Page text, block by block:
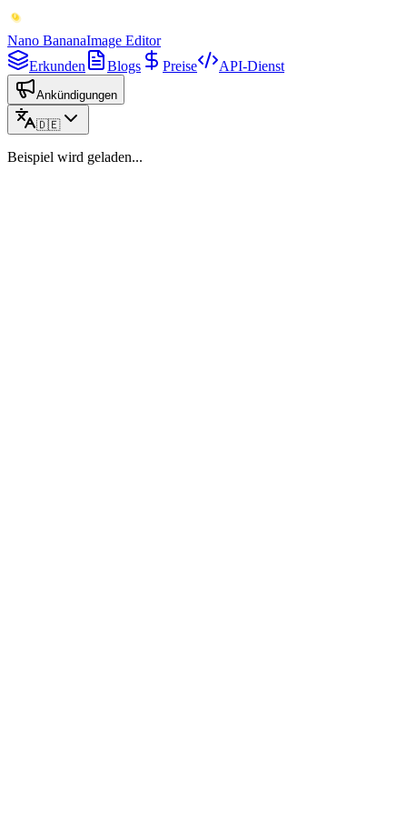
Nano BananaImage Editor
Erkunden
Blogs Preise API-Dienst
Ankündigungen
🇩🇪
Beispiel wird geladen...